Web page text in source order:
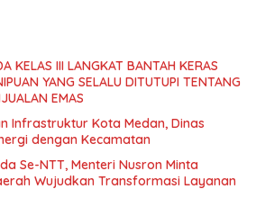
KELAS III LANGKAT BANTAH KERAS
YANG SELALU DITUTUPI TENTANG
EMAS
Infrastruktur Kota Medan, Dinas
dengan Kecamatan
Se-NTT, Menteri Nusron Minta
Wujudkan Transformasi Layanan